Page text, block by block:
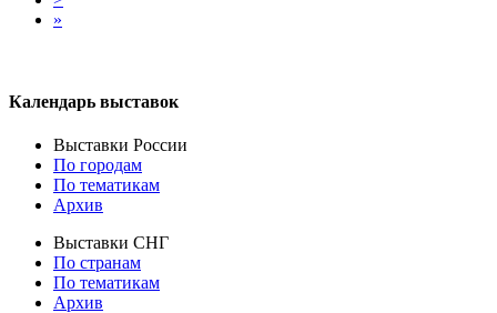
»
Календарь выставок
Выставки России
По городам
По тематикам
Архив
Выставки СНГ
По странам
По тематикам
Архив